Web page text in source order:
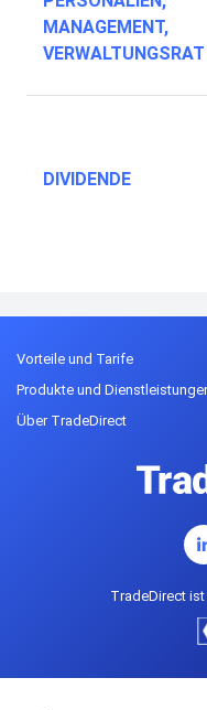
MANAGEMENT,
VERWALTUNGSRAT
DIVIDENDE
Vorteile und Tarife
Produkte und
Über TradeDirect
TradeDirect